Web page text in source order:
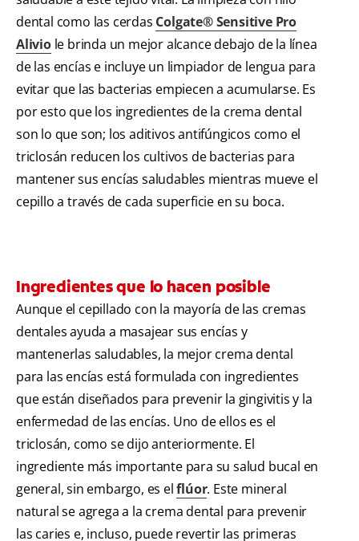
dental como las cerdas Colgate® Sensitive Pro
Aliviole brinda un mejor alcance debajo de la línea
de las encías e incluye un limpiador de lengua para
evitar que las bacterias empiecen a acumularse. Es
por esto que los ingredientes de la crema dental
son lo que son; los aditivos antifúngicos como el
triclosán reducen los cultivos de bacterias para
mantener sus encías saludables mientras mueve el
cepillo a través de cada superficie en su boca.
Ingredientes que lo hacen posible
Aunque el cepillado con la mayoría de las cremas
dentales ayuda a masajear sus encías y
mantenerlas saludables, la mejor crema dental
para las encías está formulada con ingredientes
que están diseñados para prevenir la gingivitis y la
enfermedad de las encías. Uno de ellos es el
triclosán, como se dijo anteriormente. El
ingrediente más importante para su salud bucal en
general, sin embargo, es elflúor. Este mineral
natural se agrega a la crema dental para prevenir
las caries e, incluso, puede revertir las primeras